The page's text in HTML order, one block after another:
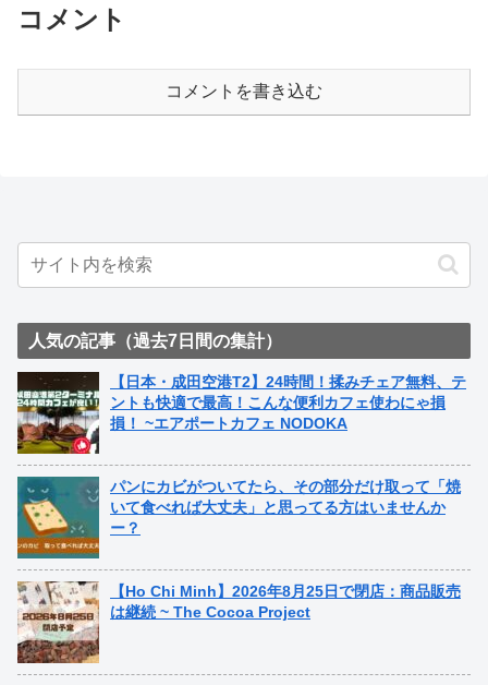
コメント
コメントを書き込む
人気の記事（過去7日間の集計）
【日本・成田空港T2】24時間！揉みチェア無料、テ
ントも快適で最高！こんな便利カフェ使わにゃ損
損！ ~エアポートカフェ NODOKA
パンにカビがついてたら、その部分だけ取って「焼
いて食べれば大丈夫」と思ってる方はいませんか
ー？
【Ho Chi Minh】2026年8月25日で閉店：商品販売
は継続 ~ The Cocoa Project